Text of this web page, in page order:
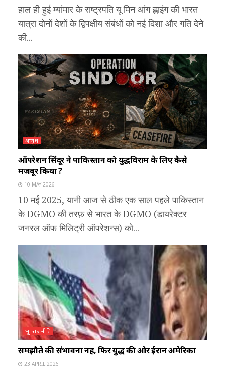
हाल ही हुई म्यांमार के राष्ट्रपति यू मिन आंग ह्लाइंग की भारत
यात्रा दोनों देशों के द्विपक्षीय संबंधों को नई दिशा और गति देने
की...
आयुध
ऑपरेशन सिंदूर ने पाकिस्तान को युद्धविराम के लिए कैसे
मजबूर किया ?
10 MAY 2026
10 मई 2025, यानी आज से ठीक एक साल पहले पाकिस्तान
के DGMO की तरफ़ से भारत के DGMO (डायरेक्टर
जनरल ऑफ मिलिट्री ऑपरेशन्स) को...
भू-राजनीति
समझौते की संभावना नहीं, फिर युद्ध की ओर ईरान अमेरिका
23 APRIL 2026